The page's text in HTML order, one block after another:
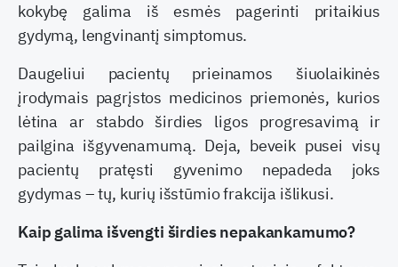
kokybę galima iš esmės pagerinti pritaikius
gydymą, lengvinantį simptomus.
Daugeliui pacientų prieinamos šiuolaikinės
įrodymais pagrįstos medicinos priemonės, kurios
lėtina ar stabdo širdies ligos progresavimą ir
pailgina išgyvenamumą. Deja, beveik pusei visų
pacientų pratęsti gyvenimo nepadeda joks
gydymas – tų, kurių išstūmio frakcija išlikusi.
Kaip galima išvengti širdies nepakankamumo?